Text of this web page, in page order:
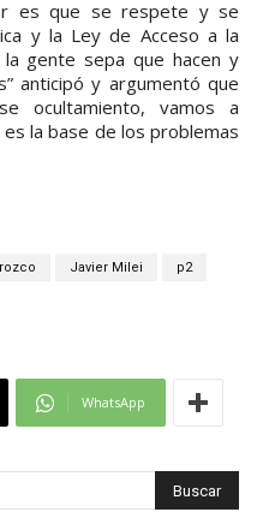
es que se respete y se
y la Ley de Acceso a la
la gente sepa que hacen y
anticipó y argumentó que
ocultamiento, vamos a
la base de los problemas
Javier Milei p2
WhatsApp